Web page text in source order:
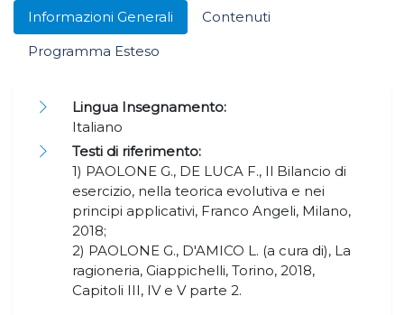
Informazioni Generali
Contenuti
Programma Esteso
Lingua Insegnamento:
Italiano
Testi di riferimento:
1) PAOLONE G., DE LUCA F., Il Bilancio di
esercizio, nella teorica evolutiva e nei
principi applicativi, Franco Angeli, Milano,
2018;
2) PAOLONE G., D'AMICO L. (a cura di), La
ragioneria, Giappichelli, Torino, 2018,
Capitoli III, IV e V parte 2.